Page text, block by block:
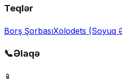
Teqlər
Borş ŞorbasıXolodets (Soyuq
📞Əlaqə
📱